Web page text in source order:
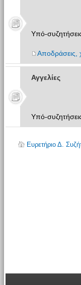
Υπό-
Αποδράσεις,
Αγγελίες
Υπό-
Ευρετήριο Δ.